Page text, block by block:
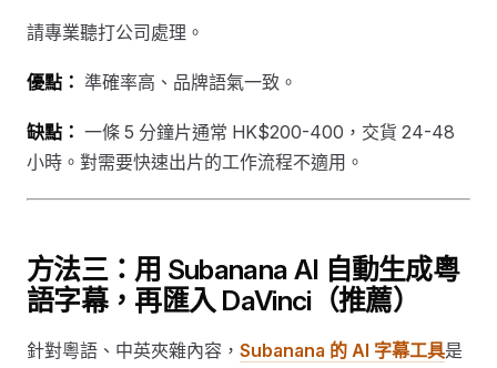
請專業聽打公司處理。
優點： 準確率高、品牌語氣一致。
缺點： 一條 5 分鐘片通常 HK$200-400，交貨 24-48
小時。對需要快速出片的工作流程不適用。
方法三：用 Subanana AI 自動生成粵
語字幕，再匯入 DaVinci（推薦）
針對粵語、中英夾雜內容， Subanana 的 AI 字幕工具是